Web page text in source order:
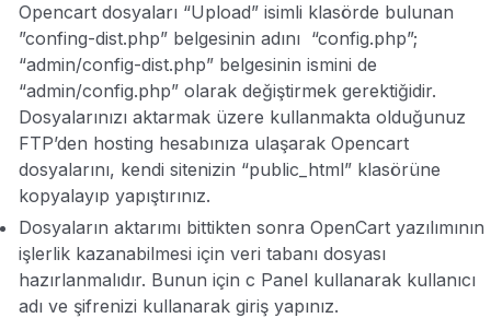
Opencart dosyaları “Upload” isimli klasörde bulunan
”confing-dist.php” belgesinin adını “config.php”;
“admin/config-dist.php” belgesinin ismini de
“admin/config.php” olarak değiştirmek gerektiğidir.
Dosyalarınızı aktarmak üzere kullanmakta olduğunuz
FTP’den hosting hesabınıza ulaşarak Opencart
dosyalarını, kendi sitenizin “public_html” klasörüne
kopyalayıp yapıştırınız.
Dosyaların aktarımı bittikten sonra OpenCart yazılımının
işlerlik kazanabilmesi için veri tabanı dosyası
hazırlanmalıdır. Bunun için c Panel kullanarak kullanıcı
adı ve şifrenizi kullanarak giriş yapınız.